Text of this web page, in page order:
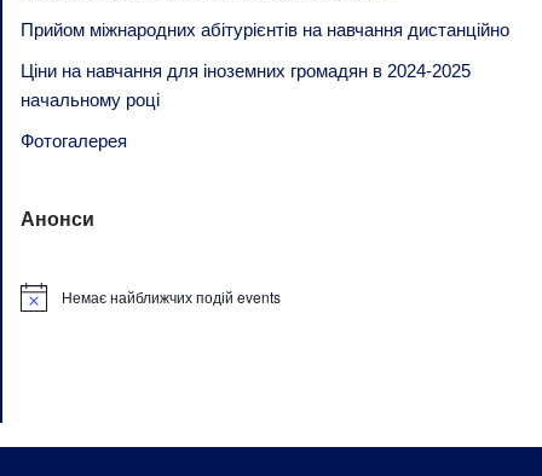
Прийом міжнародних абітурієнтів на навчання дистанційно
Ціни на навчання для іноземних громадян в 2024-2025
начальному році
Фотогалерея
Анонси
Notice Немає найближчих подій events